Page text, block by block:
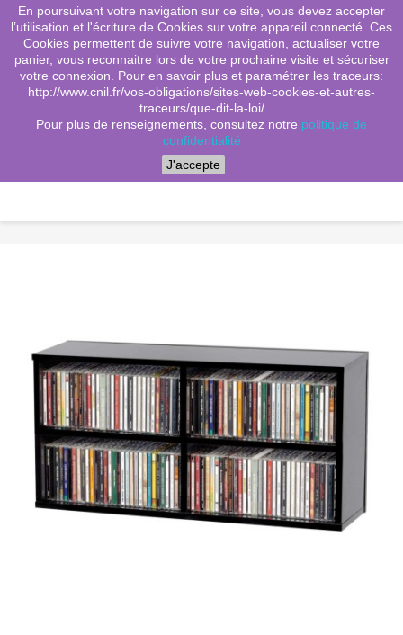
shopping_cart (0)

search
Menu
En poursuivant votre navigation sur ce site, vous devez accepter
l’utilisation et l'écriture de Cookies sur votre appareil connecté. Ces
Cookies permettent de suivre votre navigation, actualiser votre
panier, vous reconnaitre lors de votre prochaine visite et sécuriser
votre connexion. Pour en savoir plus et paramétrer les traceurs:
http://www.cnil.fr/vos-obligations/sites-web-cookies-et-autres-
traceurs/que-dit-la-loi/
Pour plus de renseignements, consultez notre politique de
confidentialité
J'accepte